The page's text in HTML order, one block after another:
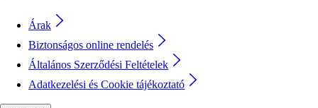
Árak
Biztonságos online rendelés
Általános Szerződési Feltételek
Adatkezelési és Cookie tájékoztató